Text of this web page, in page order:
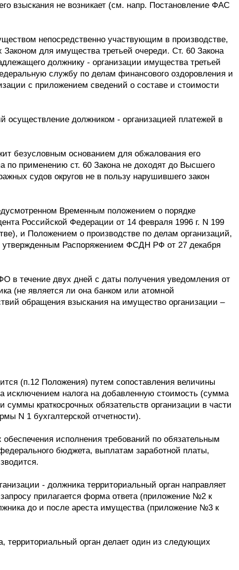
взыскания не возникает (см. напр. Постановление ФАС
непосредственно участвующим в производстве,
для имущества третьей очереди. Ст. 60 Закона
должнику - организации имущества третьей
службу по делам финансового оздоровления и
с приложением сведений о составе и стоимости
осуществление должником - организацией платежей в
безусловным основанием для обжалования его
по применению ст. 60 Закона не доходят до Высшего
судов округов не в пользу нарушившего закон
Временным положением о порядке
Российской Федерации от 14 февраля 1996 г. N 199
и Положением о производстве по делам организаций,
Распоряжением ФСДН РФ от 27 декабря
в течение двух дней с даты получения уведомления от
(не является ли она банком или атомной
обращения взыскания на имущество организации –
(п.12 Положения) путем сопоставления величины
исключением налога на добавленную стоимость (сумма
краткосрочных обязательств организации в части
N 1 бухгалтерской отчетности).
исполнения требований по обязательным
бюджета, выплатам заработной платы,
- должника территориальный орган направляет
прилагается форма ответа (приложение №2 к
до и после ареста имущества (приложение №3 к
территориальный орган делает один из следующих